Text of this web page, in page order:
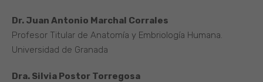
Dr. Juan Antonio Marchal Corrales
Profesor Titular de Anatomía y Embriología Humana.
Universidad de Granada
Dra. Silvia Postor Torregosa